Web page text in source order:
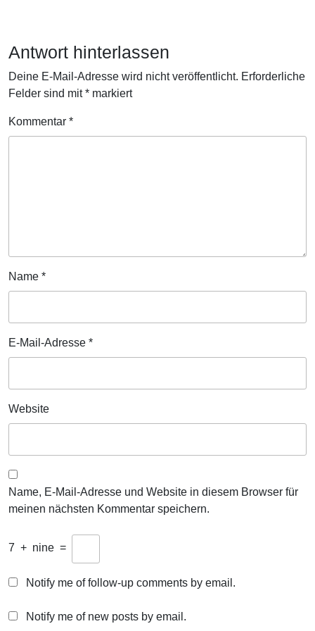
Antwort hinterlassen
Deine E-Mail-Adresse wird nicht veröffentlicht. Erforderliche
Felder sind mit* markiert
Kommentar *
Name *
E-Mail-Adresse *
Website
Name, E-Mail-Adresse und Website in diesem Browser für
meinen nächsten Kommentar speichern.
7 + nine =
Notify me of follow-up comments by email.
Notify me of new posts by email.